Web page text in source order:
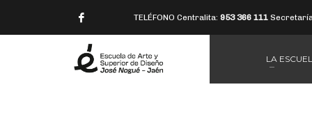
TELÉFONO Centralita: 953 366 111
LA